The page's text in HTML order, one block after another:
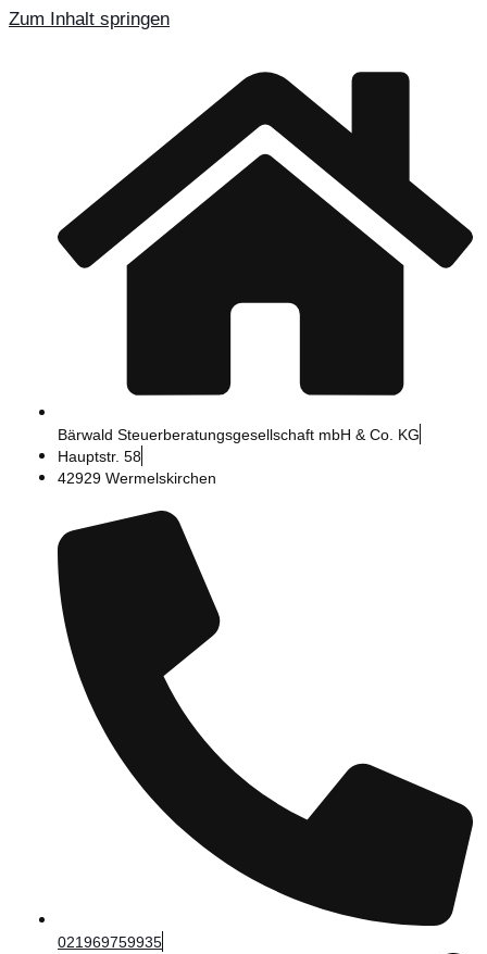
Zum Inhalt springen
Bärwald Steuerberatungsgesellschaft mbH & Co. KG
Hauptstr. 58
42929 Wermelskirchen
021969759935